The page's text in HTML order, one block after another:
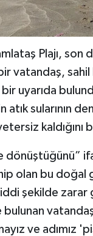
Plajı, son
vatandaş, sahil
uyarıda
sularının
kaldığını
dönüştüğünü”
olan bu doğal
şekilde zarar
ve adımız